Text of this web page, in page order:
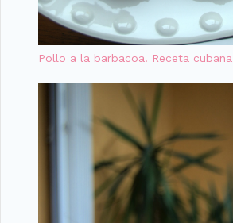
Pollo a la barbacoa. Receta cubana